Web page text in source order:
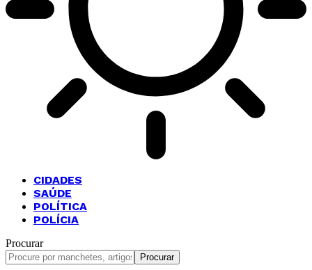
CIDADES
SAÚDE
POLÍTICA
POLÍCIA
Procurar